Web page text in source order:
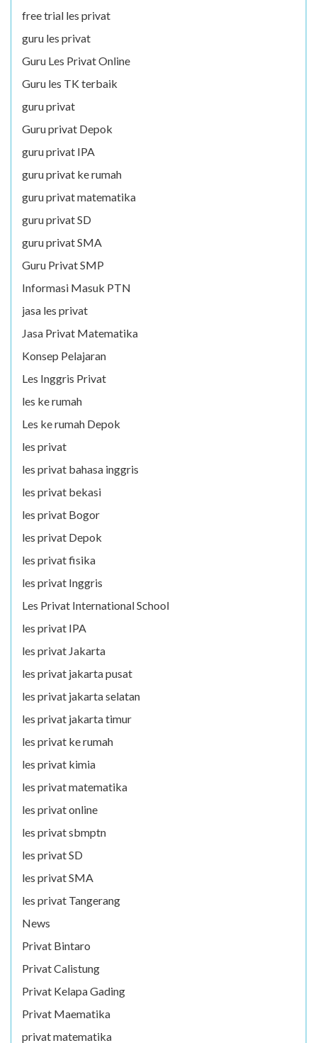
free trial les privat
guru les privat
Guru Les Privat Online
Guru les TK terbaik
guru privat
Guru privat Depok
guru privat IPA
guru privat ke rumah
guru privat matematika
guru privat SD
guru privat SMA
Guru Privat SMP
Informasi Masuk PTN
jasa les privat
Jasa Privat Matematika
Konsep Pelajaran
Les Inggris Privat
les ke rumah
Les ke rumah Depok
les privat
les privat bahasa inggris
les privat bekasi
les privat Bogor
les privat Depok
les privat fisika
les privat Inggris
Les Privat International School
les privat IPA
les privat Jakarta
les privat jakarta pusat
les privat jakarta selatan
les privat jakarta timur
les privat ke rumah
les privat kimia
les privat matematika
les privat online
les privat sbmptn
les privat SD
les privat SMA
les privat Tangerang
News
Privat Bintaro
Privat Calistung
Privat Kelapa Gading
Privat Maematika
privat matematika